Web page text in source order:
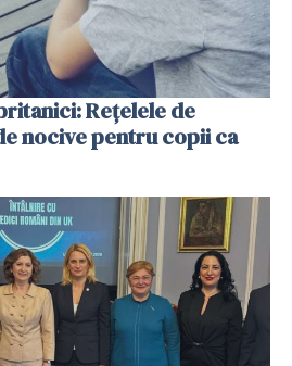
Reţelele de
nocive pentru copii ca